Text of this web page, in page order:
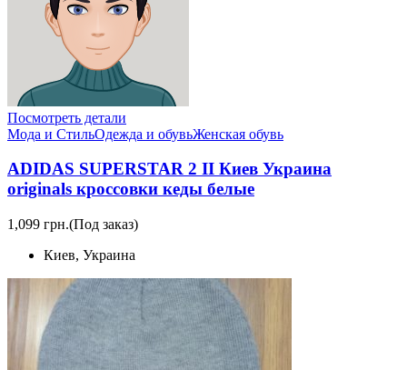
Посмотреть детали
Мода и СтильОдежда и обувьЖенская обувь
ADIDAS SUPERSTAR 2 II Киев Украина
originals кроссовки кеды белые
1,099 грн.(Под заказ)
Киев, Украина